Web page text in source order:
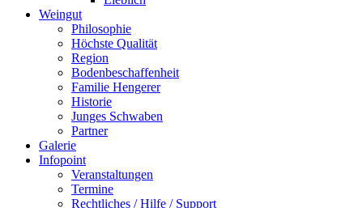
Weingut
Philosophie
Höchste Qualität
Region
Bodenbeschaffenheit
Familie Hengerer
Historie
Junges Schwaben
Partner
Galerie
Infopoint
Veranstaltungen
Termine
Rechtliches / Hilfe / Support